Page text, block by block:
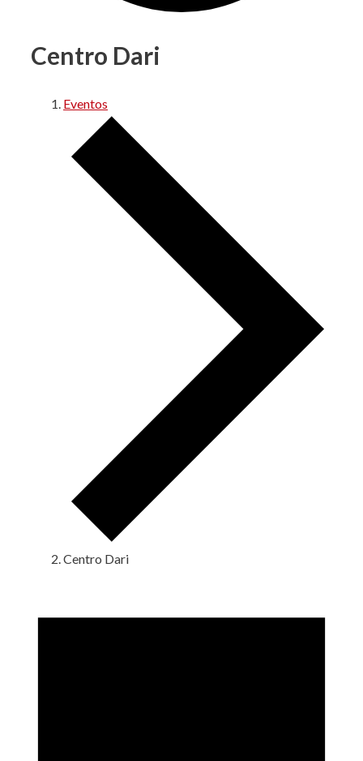
Centro Dari
Eventos
Centro Dari